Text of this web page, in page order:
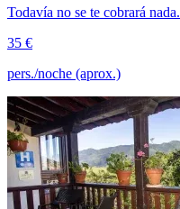
Todavía no se te cobrará nada.
35 €
pers./noche (aprox.)